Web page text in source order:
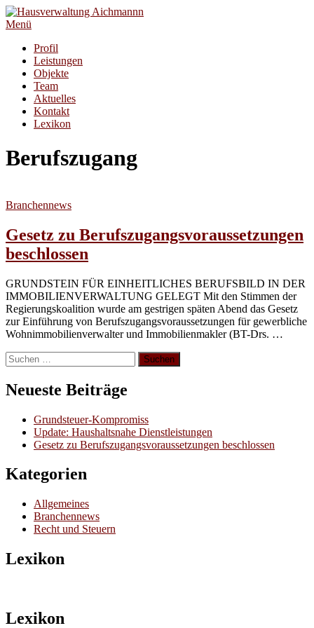
Zum
Inhalt
Menü
Profil
Leistungen
Objekte
Team
Aktuelles
Kontakt
Lexikon
Berufszugang
Branchennews
Gesetz zu Berufszugangsvoraussetzungen
beschlossen
GRUNDSTEIN FÜR EINHEITLICHES BERUFSBILD IN DER
IMMOBILIENVERWALTUNG GELEGT Mit den Stimmen der
Regierungskoalition wurde am gestrigen späten Abend das Gesetz
zur Einführung von Berufszugangsvoraussetzungen für gewerbliche
Wohnimmobilienverwalter und Immobilienmakler (BT-Drs. …
Suchen
nach:
Neueste Beiträge
Grundsteuer-Kompromiss
Update: Haushaltsnahe Dienstleistungen
Gesetz zu Berufszugangsvoraussetzungen beschlossen
Kategorien
Allgemeines
Branchennews
Recht und Steuern
Lexikon
Lexikon